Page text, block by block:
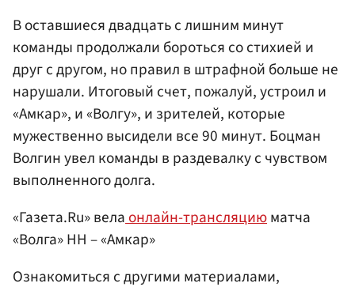
В оставшиеся двадцать с лишним минут
команды продолжали бороться со стихией и
друг с другом, но правил в штрафной больше не
нарушали. Итоговый счет, пожалуй, устроил и
«Амкар», и «Волгу», и зрителей, которые
мужественно высидели все 90 минут. Боцман
Волгин увел команды в раздевалку с чувством
выполненного долга.
«Газета.Ru» велаонлайн-трансляциюматча
«Волга» НН – «Амкар»
Ознакомиться с другими материалами,